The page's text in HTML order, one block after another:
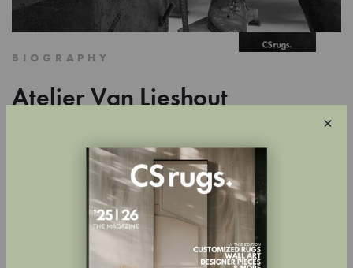
BIOGRAPHY
Atelier Van Lieshout
Ravenstein, Niederlande) wurde im Alter von 16 Jahren an der
Rotterdamer Kunstakademie aufgenommen und arbeitet seit 1995
ausschließlich unter dem Namen Atelier Van Lieshout (AVL). Das
Atelier arbeitet interdisziplinär im Grenzbereich zwischen Kunst,
Design und Architektur. Die Arbeiten von AVL wurden in Museen
und Galerien auf der ganzen Welt ausgestellt, darunter das MoMA
×